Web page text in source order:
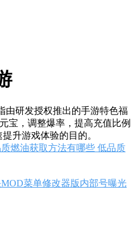
由研发授权推出的手游特色福
宝，调整爆率，提高充值比例
升游戏体验的目的。
燃油获取方法有哪些 低品质
菜单修改器版内部号曝光